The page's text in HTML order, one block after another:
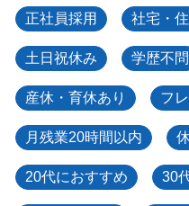
正社員採用 社宅・
土日祝休み 学歴不問
産休・育休あり フ
月残業20時間以内
20代におすすめ 30